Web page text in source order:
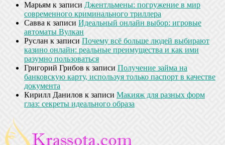
Марьям к записи Джентльмены: погружение в мир
современного криминального триллера
Савва к записи Идеальный онлайн выбор: игровые
автоматы Вулкан
Руслан к записи Почему всё больше людей выбирают
казино онлайн: реальные преимущества и как ими
разумно пользоваться
Григорий Грибов к записи Получение займа на
банковскую карту, используя только паспорт в качестве
документа
Кирилл Данилов к записи Макияж для разных форм
глаз: секреты идеального образа